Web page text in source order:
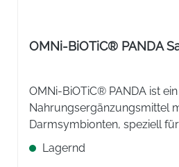
OMNi-BiOTiC® PANDA
OMNi-BiOTiC® PANDA ist ein
Nahrungsergänzungsmittel
Darmsymbionten, speziell
Babys. Die vier
Bakterienstämme wurden
Lagernd